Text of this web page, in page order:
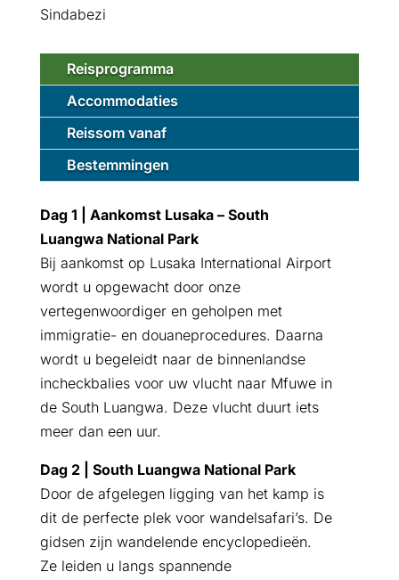
Sindabezi
Reisprogramma
Accommodaties
Reissom vanaf
Bestemmingen
Dag 1 | Aankomst Lusaka – South
Luangwa National Park
Bij aankomst op Lusaka International Airport
wordt u opgewacht door onze
vertegenwoordiger en geholpen met
immigratie- en douaneprocedures. Daarna
wordt u begeleidt naar de binnenlandse
incheckbalies voor uw vlucht naar Mfuwe in
de South Luangwa. Deze vlucht duurt iets
meer dan een uur.
Dag 2 | South Luangwa National Park
Door de afgelegen ligging van het kamp is
dit de perfecte plek voor wandelsafari’s. De
gidsen zijn wandelende encyclopedieën.
Ze leiden u langs spannende